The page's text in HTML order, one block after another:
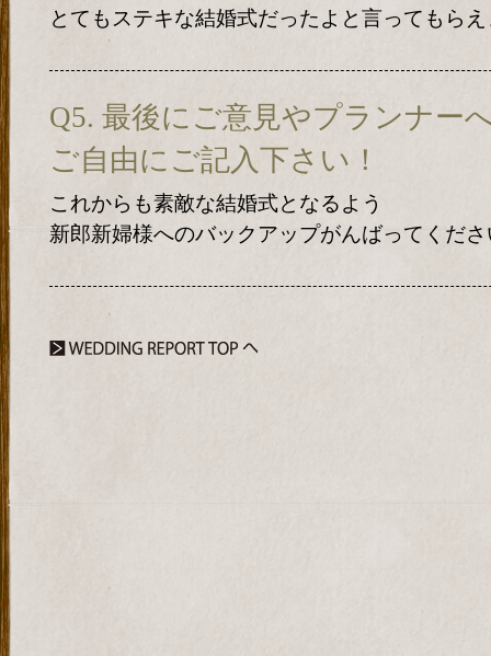
とてもステキな結婚式だったよと言ってもら
Q5. 最後にご意見やプランナー
ご自由にご記入下さい！
これからも素敵な結婚式となるよう
新郎新婦様へのバックアップがんばってくだ